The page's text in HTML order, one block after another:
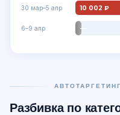
30 мар–5 апр 10 002 ₽
6–9 апр —
Разбивка по